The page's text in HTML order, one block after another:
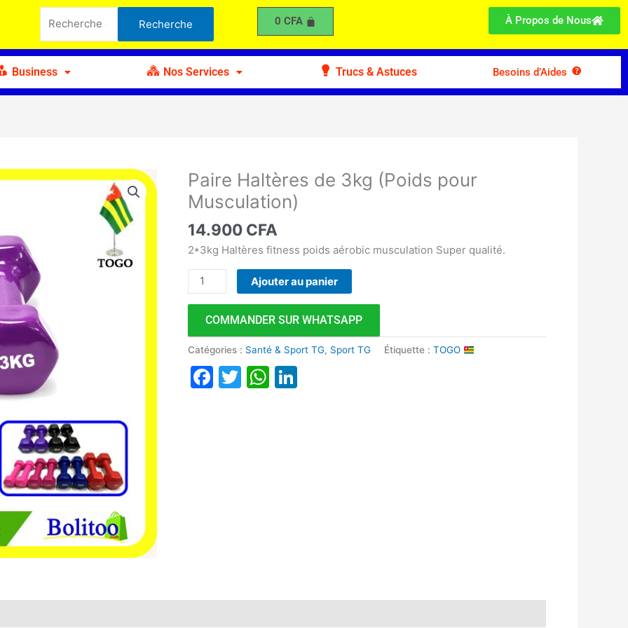
pour :
Recherche 0 CFA À Propos de Nous
Business Nos Services Trucs & Astuces Besoins d’Aides
Paire Haltères de 3kg (Poids pour
Musculation)
14.900 CFA
2*3kg Haltères fitness poids aérobic musculation Super qualité.
quantité
de
Paire
Haltères
de
(Poids
pour
Ajouter au panier
COMMANDER SUR WHATSAPP
Catégories : Santé & Sport TG, Sport TG Étiquette :TOGO
Facebook
TwitterWhatsApp
(Poids
pour
Musculation)